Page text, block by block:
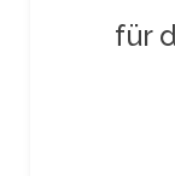
für